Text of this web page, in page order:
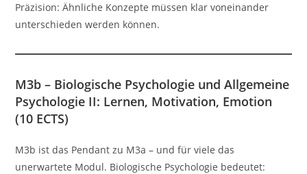
Präzision: Ähnliche Konzepte müssen klar voneinander
unterschieden werden können.
M3b – Biologische Psychologie und Allgemeine
Psychologie II: Lernen, Motivation, Emotion
(10 ECTS)
M3b ist das Pendant zu M3a – und für viele das
unerwartete Modul. Biologische Psychologie bedeutet: